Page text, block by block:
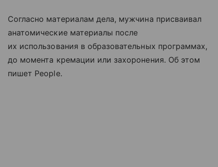
Согласно материалам дела, мужчина присваивал
анатомические материалы после
их использования в образовательных программах,
до момента кремации или захоронения. Об этом
пишет People.